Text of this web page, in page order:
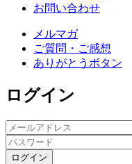
お問い合わせ
メルマガ
ご質問・ご感想
ありがとうボタン
ログイン
ログイン